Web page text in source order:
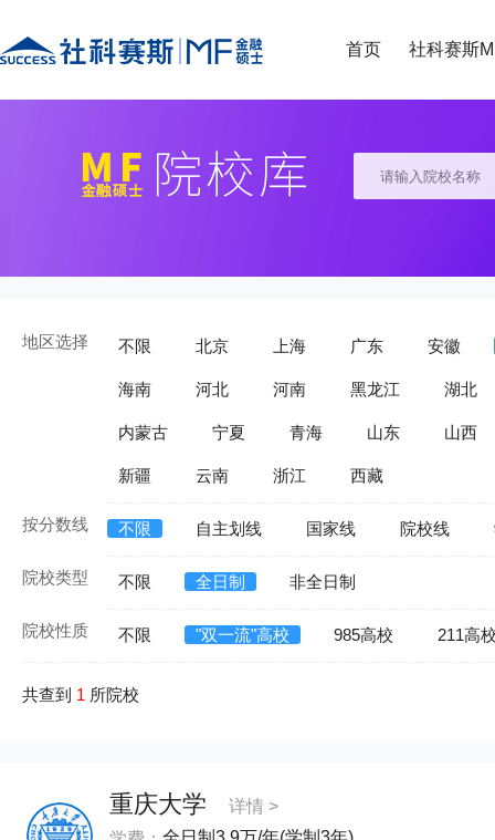
首页 社科赛斯
地区选择 不限 北京 上海 广东 安徽
海南 河北 河南 黑龙江 湖北
内蒙古 宁夏 青海 山东 山西
新疆 云南 浙江 西藏
按分数线 不限 自主划线 国家线 院校线
院校类型 不限 全日制 非全日制
院校性质 不限 "双一流"高校 985高校 211高
共查到 1 所院校
重庆大学
详情 >